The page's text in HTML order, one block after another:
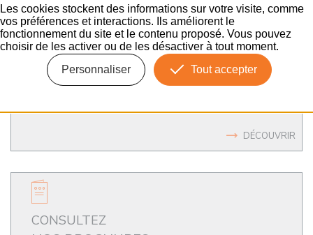
ENVOYER
UN ACCOMPAGNEMENT
SUR MESURE
DÉCOUVRIR
CONSULTEZ
Les cookies stockent des informations sur votre visite, comme
vos préférences et interactions. Ils améliorent le
fonctionnement du site et le contenu proposé. Vous pouvez
choisir de les activer ou de les désactiver à tout moment.
Tout accepter
Personnaliser